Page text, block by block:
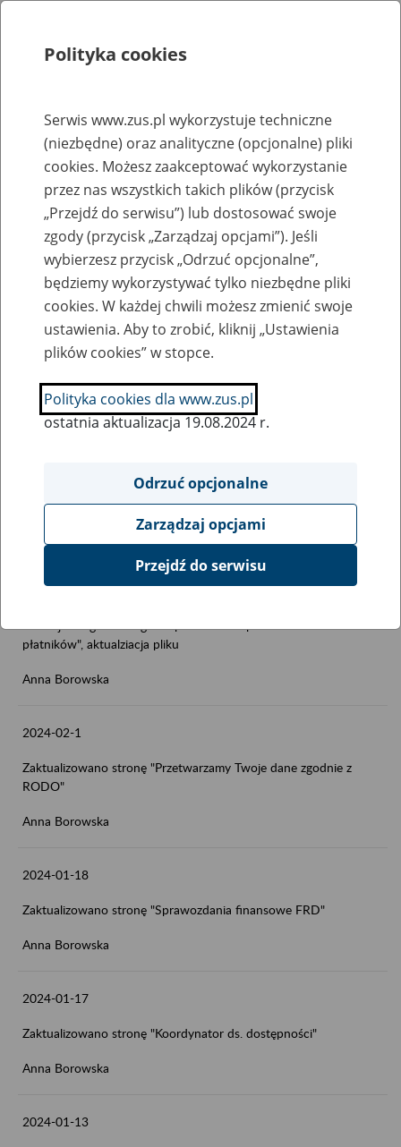
Strona główna
Rejestr zmian
2024-02-5
Zaktualizowano stronę "Przetwarzamy Twoje dane zgodnie z
RODO"
Anna Borowska
2024-02-5
płatników", aktualziacja pliku
Anna Borowska
2024-02-1
Zaktualizowano stronę "Przetwarzamy Twoje dane zgodnie z
RODO"
Anna Borowska
2024-01-18
Zaktualizowano stronę "Sprawozdania finansowe FRD"
Anna Borowska
2024-01-17
Zaktualizowano stronę "Koordynator ds. dostępności"
Anna Borowska
2024-01-13
Polityka cookies
Serwis www.zus.pl wykorzystuje techniczne
(niezbędne) oraz analityczne (opcjonalne) pliki
cookies. Możesz zaakceptować wykorzystanie
przez nas wszystkich takich plików (przycisk
„Przejdź do serwisu”) lub dostosować swoje
zgody (przycisk „Zarządzaj opcjami”). Jeśli
wybierzesz przycisk „Odrzuć opcjonalne”,
będziemy wykorzystywać tylko niezbędne pliki
cookies. W każdej chwili możesz zmienić swoje
ustawienia. Aby to zrobić, kliknij „Ustawienia
plików cookies” w stopce.
Polityka cookies dla www.zus.pl
ostatnia aktualizacja 19.08.2024 r.
Odrzuć opcjonalne
Zarządzaj opcjami
Przejdź do serwisu